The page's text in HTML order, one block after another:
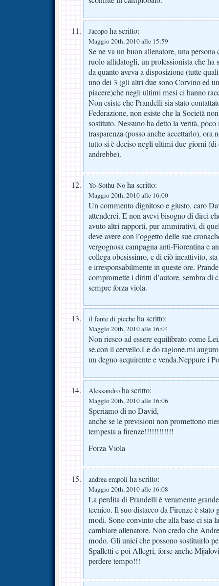
Jacopo ha scritto:
Maggio 20th, 2010 alle 15:59
Se ne va un buon allenatore, una
ruolo affidatogli, un professionista che ha
da quanto aveva a disposizione (tutte
uno dei 3 (gli altri due sono Corvino ed
piacere)che negli ultimi mesi ci hanno
Non esiste che Prandelli sia stato
Federazione, non esiste che la Società
sostituto. Nessuno ha detto la verità,
trasparenza (posso anche accettarlo), ora
tutto si è deciso negli ultimi due giorni (di
andrebbe).
Yo-Sothu-No ha scritto:
Maggio 20th, 2010 alle 16:00
Un commento dignitoso e giusto, caro
attenderci. E non avevi bisogno di dirci
avuto altri rapporti, pur ammirativi, di
deve avere con l’oggetto delle sue
vergognosa campagna anti-Fiorentina e
collega obesissimo, e di ciò incattivito,
e irresponsabilmente in queste ore.
compromette i diritti d’autore, sembra di
sempre forza viola.
il fante di picche ha scritto:
Maggio 20th, 2010 alle 16:04
Non riesco ad essere equilibrato come
se,con il cervello,Le do ragione,mi
un degno acquirente e venda.Neppure i
Alessandro ha scritto:
Maggio 20th, 2010 alle 16:06
Speriamo di no David,
anche se le previsioni non promettono
tempesta a firenze!!!!!!!!!!!!
Forza Viola
andrea empoli ha scritto:
Maggio 20th, 2010 alle 16:08
La perdita di Prandelli è veramente
tecnico. Il suo distacco da Firenze è stato
modi. Sono convinto che alla base ci sia
cambiare allenatore. Non credo che
modo. Gli unici che possono sostituirlo
Spalletti e poi Allegri, forse anche
perdere tempo!!!